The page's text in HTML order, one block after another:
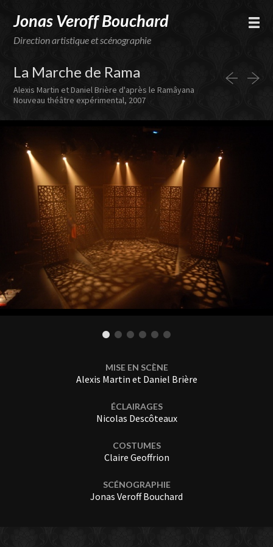
Jonas Veroff Bouchard
Direction artistique et scénographie
La Marche de Rama
Alexis Martin et Daniel Brière d'après le Ramâyana
Nouveau théâtre expérimental, 2007
MISE EN SCÈNE
Alexis Martin et Daniel Brière
ÉCLAIRAGES
Nicolas Descôteaux
COSTUMES
Claire Geoffrion
SCÉNOGRAPHIE
Jonas Veroff Bouchard